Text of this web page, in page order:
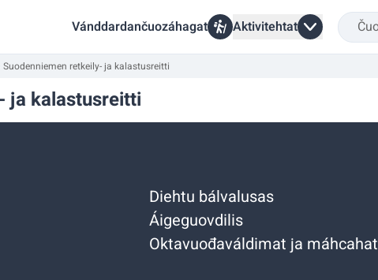
Vánddardančuozáhagat Aktivitehtat
Suodenniemen retkeily- ja kalastusreitti
ja kalastusreitti
Diehtu bálvalusas
Áigeguovdilis
Oktavuođaváldimat ja máhcahat